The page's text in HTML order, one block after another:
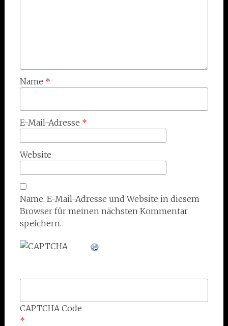
Name *
E-Mail-Adresse *
Website
Name, E-Mail-Adresse und Website in diesem
Browser für meinen nächsten Kommentar
speichern.
CAPTCHA Code
*